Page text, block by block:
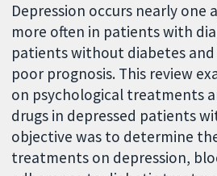
Depression occurs nearly one
more often in patients with
patients without diabetes and
poor prognosis. This review
on psychological treatments
drugs in depressed patients
objective was to determine
treatments on depression,